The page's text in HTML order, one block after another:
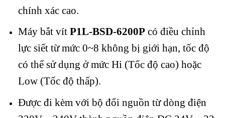
chính xác cao.
Máy bắt vít P1L-BSD-6200Pcó điều chỉnh
lực siết từ mức 0~8 không bị giới hạn, tốc độ
có thể sử dụng ở mức Hi (Tốc độ cao) hoặc
Low (Tốc độ thấp).
Được đi kèm với bộ đổi nguồn từ dòng điện